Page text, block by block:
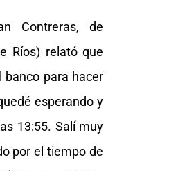
Contreras, de
Ríos) relató que
banco para hacer
esperando y
13:55. Salí muy
por el tiempo de